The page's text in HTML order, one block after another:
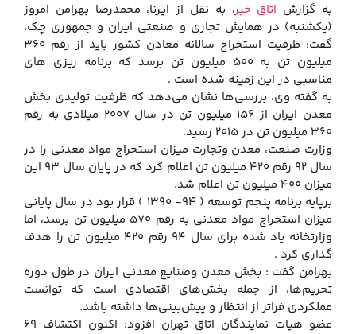
به گزارش اتاق خبر، به نقل از ایرنا، محمدرضا بهرامن امروز
(یكشنبه) در همایش تجاری و صنعتی ایران و جمهوری چك،
گفت: ظرفیت استخراج سالانه معادن كشور باید از رقم 360
میلیون تن به 500 میلیون تن برسد كه برنامه ریزی های
مناسبی در این زمینه شده است .
به گفته وی، بررسی‌ها نشان می‌دهد كه ظرفیت تولیدی بخش
معدن ایران از 156 میلیون تن در سال 2007 میلادی به رقم
360 میلیون تن در 2015 رسید.
وزارت صنعت، معدن وتجارت میزان استخراج مواد معدنی را در
سال 92 رقم 420 میلیون تن اعلام كرد كه در پایان سال 93 این
میزان 400 میلیون تن اعلام شد.
برپایه برنامه پنجم توسعه ( 94- 1390 ) قرار بود در سال پایانی
میزان استخراج مواد معدنی به رقم 570 میلیون تن برسد، اما
وزارتخانه یاد شده برای سال 94 رقم 420 میلیون تن را هدف
گذاری كرد .
بهرامن گفت : بخش معدن وصنایع معدنی ایران در طول دوره
تحریم‌ها، از جمله بخش‌های اقتصادی است كه توانست
عملكردی فراتر از انتظار و پیش‌بینی‌ها داشته باشد.
عضو هیات نمایندگان اتاق تهران افزود: اكنون اكتشاف 69